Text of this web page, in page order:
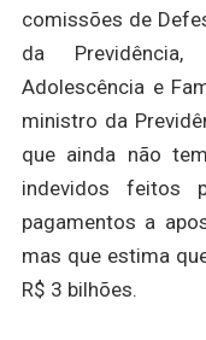
comissões de
da Previdência,
Adolescência e
ministro da
que ainda não
indevidos feitos
pagamentos a
mas que estima
R$ 3 bilhões.